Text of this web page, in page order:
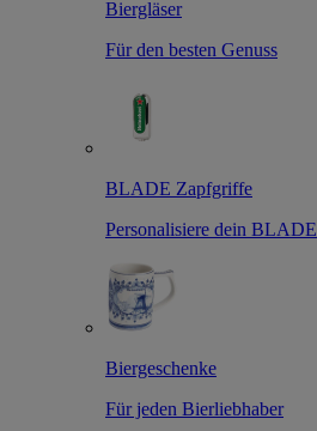
Biergläser
Für den besten Genuss
BLADE Zapfgriffe
Personalisiere dein BLADE
Biergeschenke
Für jeden Bierliebhaber